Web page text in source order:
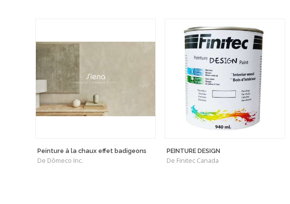
Peinture à la chaux effet badigeons
De Dômeco Inc.
PEINTURE DESIGN
De Finitec Canada